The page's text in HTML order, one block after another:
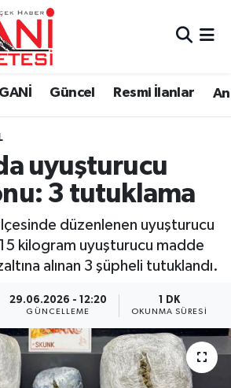
Güncel Resmi İlanlar
uyuşturucu
3 tutuklama
düzenlenen uyuşturucu
kilogram uyuşturucu madde
alınan 3 şüpheli tutuklandı.
29.06.2026 - 12:20
GÜNCELLEME
1 DK
OKUNMA SÜRESI
Eczaneler
Haritası
Durumu ve Fikstür